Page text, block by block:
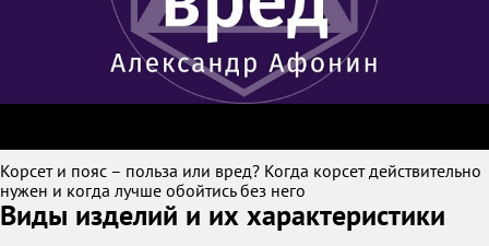
Корсет и пояс – польза или вред? Когда корсет действительно
нужен и когда лучше обойтись без него
Виды изделий и их характеристики